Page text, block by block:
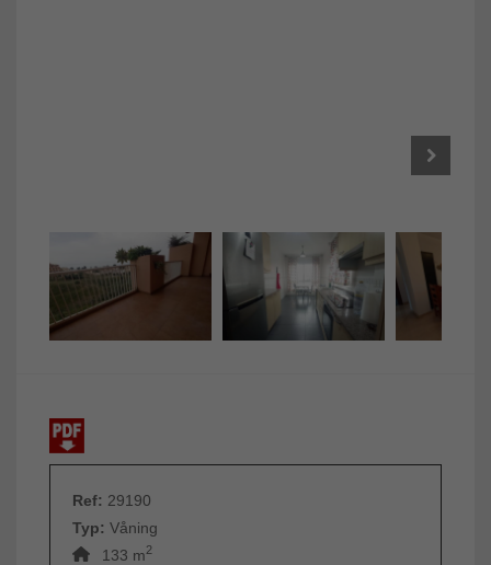
Ref: 29190
Typ: Våning
133 m2